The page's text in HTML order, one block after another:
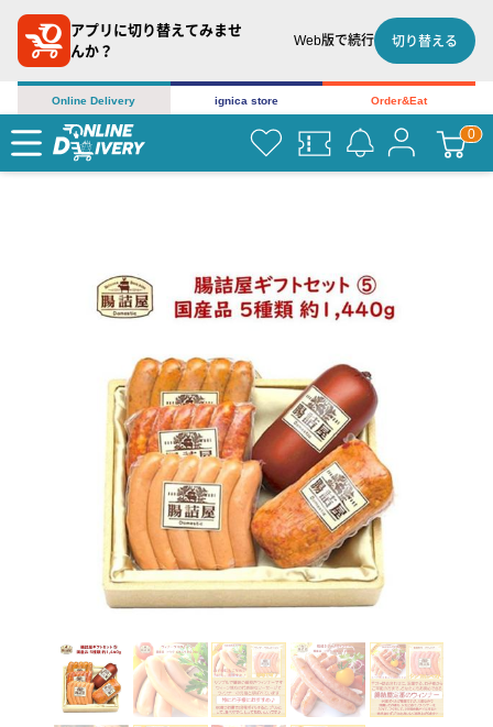
アプリに切り替えてみませ
んか？
Web版で続行 切り替える
Online Delivery ignica store Order&Eat